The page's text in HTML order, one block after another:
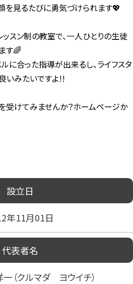
を見るたびに勇気づけられます💖
スン制の教室で、一人ひとりの生徒
す🌈
に合った指導が出来るし、ライフスタ
いみたいですよ!!
受けてみませんか？ホームページか
設立日
年11月01日
代表者名
（クルマダ ヨウイチ）